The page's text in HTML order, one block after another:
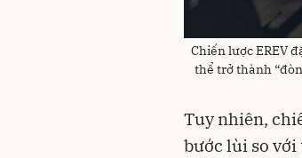
Chiến lược EREV
thể trở thành
Tuy nhiên,
bước lùi so